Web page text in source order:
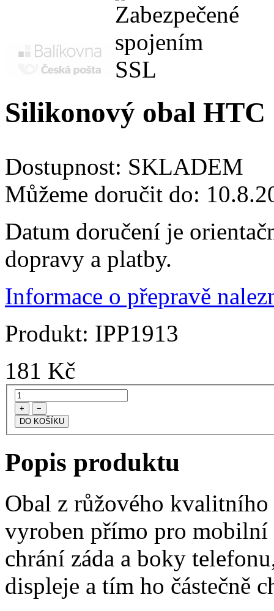
Silikonový obal
Dostupnost: SKLADEM
Můžeme doručit do:
Datum doručení je
dopravy a platby.
Informace o přepravě
Produkt: IPP1913
181 Kč
+ −
Popis produktu
Obal z růžového
vyroben přímo pro
chrání záda a boky
displeje a tím ho částečně